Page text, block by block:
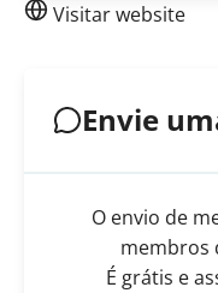
Visitar website
Envie
O envio de
membros
É grátis e